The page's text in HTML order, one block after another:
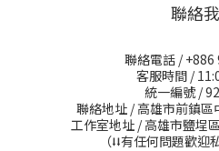
聯絡
聯絡電話 / +886
客服時間 /
統一編號 /
聯絡地址 / 高雄市前鎮
工作室地址 / 高雄市鹽埕
（⭣⭣有任何問題歡迎